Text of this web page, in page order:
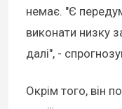
немає. "Є
виконати низку
далі", -
Окрім того, він